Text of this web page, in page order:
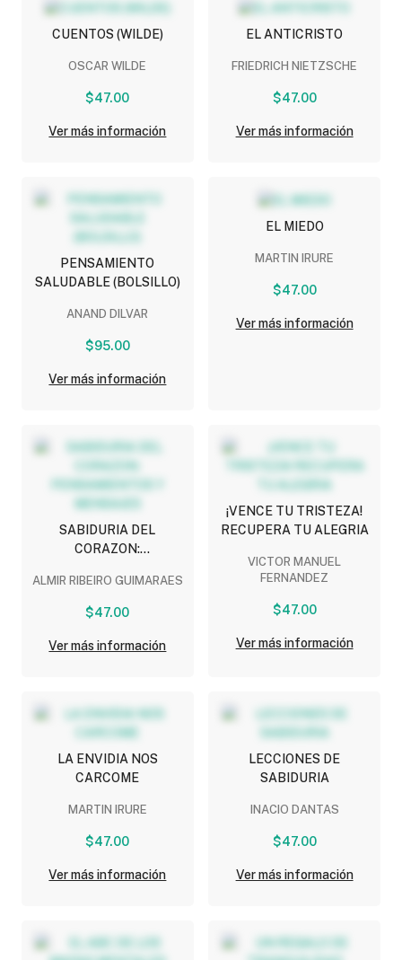
CUENTOS (WILDE)
OSCAR WILDE
$47.00
Ver más información
EL ANTICRISTO
FRIEDRICH NIETZSCHE
$47.00
Ver más información
PENSAMIENTO
SALUDABLE (BOLSILLO)
ANAND DILVAR
$95.00
Ver más información
EL MIEDO
MARTIN IRURE
$47.00
Ver más información
SABIDURIA DEL
CORAZON:
MENSAJES
ALMIR RIBEIRO GUIMARAES
$47.00
Ver más información
¡VENCE TU TRISTEZA!
RECUPERA TU ALEGRIA
VICTOR MANUEL
FERNANDEZ
$47.00
Ver más información
LA ENVIDIA NOS
CARCOME
MARTIN IRURE
$47.00
Ver más información
LECCIONES DE
SABIDURIA
INACIO DANTAS
$47.00
Ver más información